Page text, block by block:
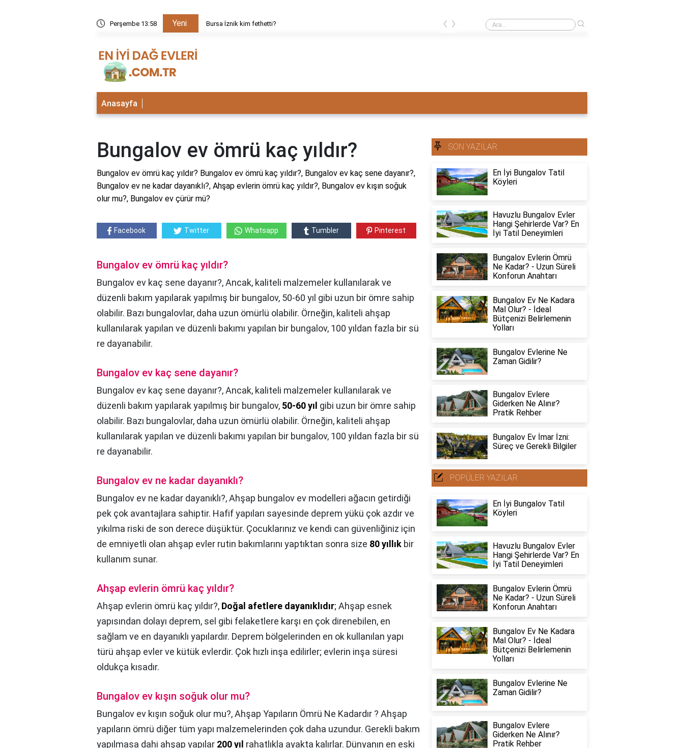
Perşembe 13:58 Yeni Bursa İznik kim fethetti? Ahşap ev mi pahalı beton ev mi?
‹ ›
Anasayfa
Bungalov ev ömrü kaç yıldır?
Bungalov ev ömrü kaç yıldır? Bungalov ev ömrü kaç yıldır?, Bungalov ev kaç sene dayanır?,
Bungalov ev ne kadar dayanıklı?, Ahşap evlerin ömrü kaç yıldır?, Bungalov ev kışın soğuk
olur mu?, Bungalov ev çürür mü?
Facebook Twitter Whatsapp Tumbler Pinterest
Bungalov ev ömrü kaç yıldır?
Bungalov ev kaç sene dayanır?, Ancak, kaliteli malzemeler kullanılarak ve
düzenli bakım yapılarak yapılmış bir bungalov, 50-60 yıl gibi uzun bir ömre sahip
olabilir. Bazı bungalovlar, daha uzun ömürlü olabilir. Örneğin, kaliteli ahşap
kullanılarak yapılan ve düzenli bakımı yapılan bir bungalov, 100 yıldan fazla bir sü
re dayanabilir.
Bungalov ev kaç sene dayanır?
Bungalov ev kaç sene dayanır?,Ancak, kaliteli malzemeler kullanılarak ve
düzenli bakım yapılarak yapılmış bir bungalov, 50-60 yıl gibi uzun bir ömre sahip
olabilir. Bazı bungalovlar, daha uzun ömürlü olabilir. Örneğin, kaliteli ahşap
kullanılarak yapılan ve düzenli bakımı yapılan bir bungalov, 100 yıldan fazla bir sü
re dayanabilir.
Bungalov ev ne kadar dayanıklı?
Bungalov ev ne kadar dayanıklı?,Ahşap bungalov ev modelleri ağacın getirdiği
pek çok avantajlara sahiptir. Hafif yapıları sayesinde deprem yükü çok azdır ve
yıkılma riski de son derece düşüktür. Çocuklarınız ve kendi can güvenliğiniz için
de emniyetli olan ahşap evler rutin bakımlarını yaptıktan sonra size 80 yıllık bir
kullanım sunar.
Ahşap evlerin ömrü kaç yıldır?
Ahşap evlerin ömrü kaç yıldır?, Doğal afetlere dayanıklıdır; Ahşap esnek
yapısından dolayı deprem, sel gibi felaketlere karşı en çok direnebilen, en
sağlam ve en dayanıklı yapılardır. Deprem bölgelerinden en ok kullanılan yapı
türü ahşap evler ve kütük evlerdir. Çok hızlı inşa edilirler; evlerin inşa süresi
oldukça kısadır.
Bungalov ev kışın soğuk olur mu?
Bungalov ev kışın soğuk olur mu?,Ahşap Yapıların Ömrü Ne Kadardır ? Ahşap
yapıların ömrü diğer tüm yapı malzemelerinden çok daha uzundur. Gerekli bakım
yapılmasa dahi ahşap yapılar 200 yıl rahatlıkla ayakta kalırlar. Dünyanın en eski
SON YAZILAR
En İyi Bungalov Tatil
Köyleri
Havuzlu Bungalov Evler
Hangi Şehirlerde Var? En
İyi Tatil Deneyimleri
Bungalov Evlerin Ömrü
Ne Kadar? - Uzun Süreli
Konforun Anahtarı
Bungalov Ev Ne Kadara
Mal Olur? - İdeal
Bütçenizi Belirlemenin
Yolları
Bungalov Evlerine Ne
Zaman Gidilir?
Bungalov Evlere
Giderken Ne Alınır?
Pratik Rehber
Bungalov Ev İmar İzni:
Süreç ve Gerekli Bilgiler
POPÜLER YAZILAR
En İyi Bungalov Tatil
Köyleri
Havuzlu Bungalov Evler
Hangi Şehirlerde Var? En
İyi Tatil Deneyimleri
Bungalov Evlerin Ömrü
Ne Kadar? - Uzun Süreli
Konforun Anahtarı
Bungalov Ev Ne Kadara
Mal Olur? - İdeal
Bütçenizi Belirlemenin
Yolları
Bungalov Evlerine Ne
Zaman Gidilir?
Bungalov Evlere
Giderken Ne Alınır?
Pratik Rehber